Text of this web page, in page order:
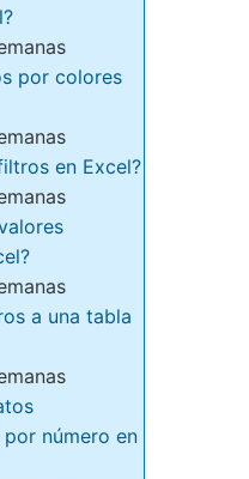
por colores
en Excel?
a una tabla
número en